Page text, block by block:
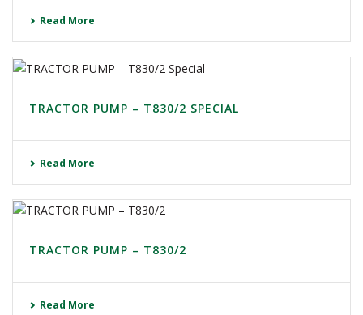
Read More
TRACTOR PUMP – T830/2 SPECIAL
Read More
TRACTOR PUMP – T830/2
Read More